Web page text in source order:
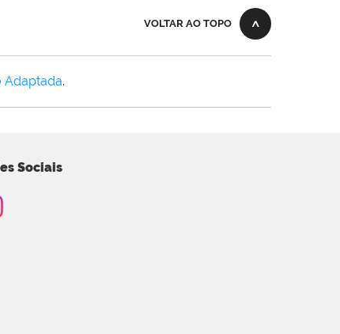
VOLTAR AO TOPO
Adaptada.
Sociais